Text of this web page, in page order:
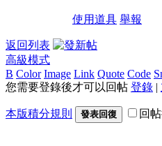
使用道具 舉報
返回列表
高級模式
B Color Image Link Quote Code
您需要登錄後才可以回帖 登錄 |
本版積分規則 發表回復 回